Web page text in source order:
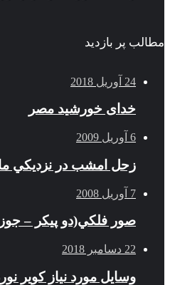
پر بازدید
خدای خورشید مصر
زحل امشب در نزديكي ماه
صور فلكي(دو پیکر – جوزا)
وسایل مورد نیاز کویر نوردی